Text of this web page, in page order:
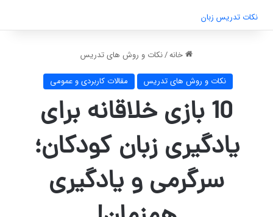
نکات تدریس زبان
خانه/نکات و روش های تدریس
نکات و روش های تدریس مقالات کاربردی و عمومی
10 بازی خلاقانه برای
یادگیری زبان کودکان؛
سرگرمی و یادگیری